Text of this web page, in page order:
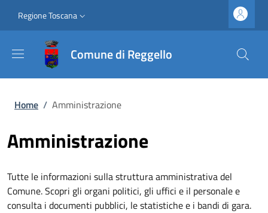
Slim top
Regione Toscana
Comune di Reggello
Briciole di pane
Home / Amministrazione
Amministrazione
Tutte le informazioni sulla struttura amministrativa del
Comune. Scopri gli organi politici, gli uffici e il personale e
consulta i documenti pubblici, le statistiche e i bandi di gara.